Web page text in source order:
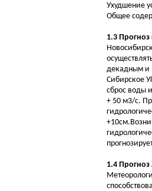
Ухудшение
Общее
1.3 Прогноз
декадным и
Сибирское
сброс воды
+ 50 м3/с.
1.4